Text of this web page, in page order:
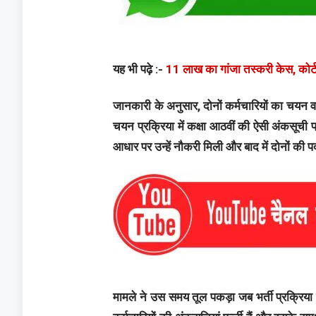
यह भी पढ़े :- 11 लाख का गांजा तस्करी केस,
जानकारी के अनुसार, दोनों कर्मचारियों का
चयन प्रक्रिया में कक्षा आठवीं की ऐसी
आधार पर उन्हें नौकरी मिली और बाद में दोनों
मामले ने उस समय तूल पकड़ा जब भर्ती